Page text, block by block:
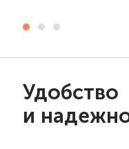
Удобство
и